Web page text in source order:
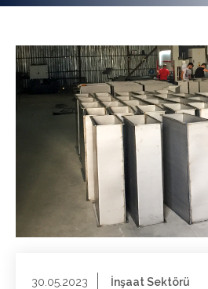
30.05.2023 İnşaat Sektörü